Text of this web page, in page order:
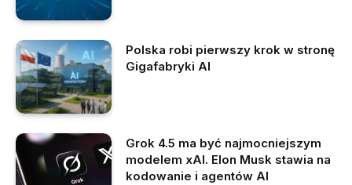
Polska robi pierwszy krok w stronę
Gigafabryki AI
Grok 4.5 ma być najmocniejszym
modelem xAI. Elon Musk stawia na
kodowanie i agentów AI